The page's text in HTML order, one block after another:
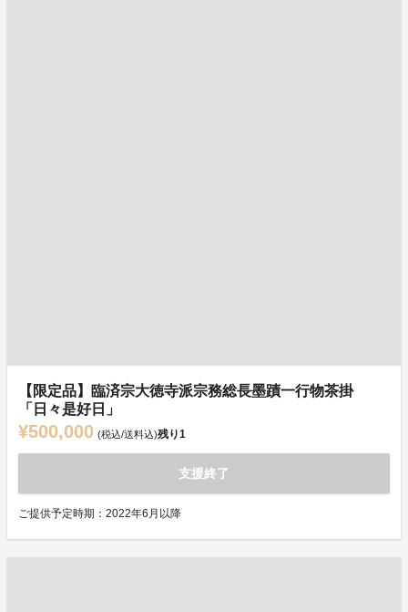
【限定品】臨済宗大徳寺派宗務総長墨蹟一行物茶掛
「日々是好日」
¥500,000 (税込/送料込)残り1
支援終了
ご提供予定時期：2022年6月以降